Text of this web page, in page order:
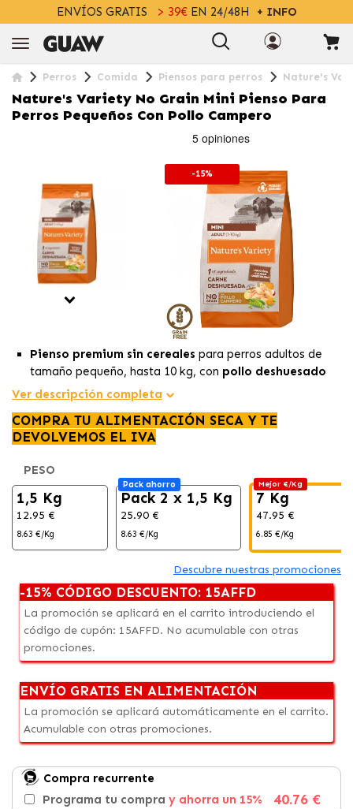
ENVÍOS GRATIS > 39€EN 24/48H + INFO
Perros Comida Piensos para perros Nature's
Nature's Variety No Grain Mini Pienso Para
Perros Pequeños Con Pollo Campero
-15%
Pienso premium sin cereales para perros adultos de
tamaño pequeño, hasta 10 kg, con pollo deshuesado
como ingrediente principal.
Fórmula equilibrada
y promover una digestión fácil y eficiente.
Ingredientes naturales
general.
Ver descripción completa
COMPRA TU ALIMENTACIÓN SECA Y TE
DEVOLVEMOS EL IVA
PESO
1,5 Kg
12.95 €
8.63 €/Kg
Pack ahorro
Pack 2 x 1,5 Kg
25.90 €
8.63 €/Kg
Mejor €/Kg
7 Kg
47.95 €
6.85 €/Kg
Descubre nuestras promociones
-15% CÓDIGO DESCUENTO: 15AFFD
La promoción se aplicará en el carrito introduciendo el
código de cupón: 15AFFD. No acumulable con otras
promociones.
ENVÍO GRATIS EN ALIMENTACIÓN
La promoción se aplicará automáticamente en el carrito.
Acumulable con otras promociones.
Compra recurrente
Programa tu compra y ahorra un 15% 40.76 €